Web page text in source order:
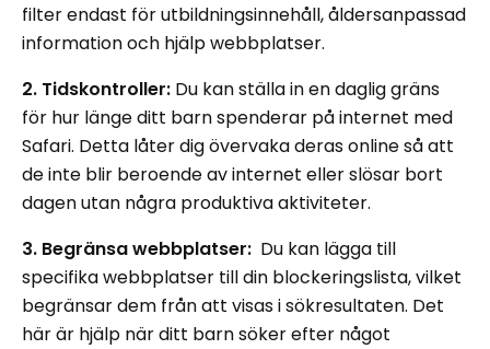
filter endast för utbildningsinnehåll, åldersanpassad
information och hjälp webbplatser.
2. Tidskontroller: Du kan ställa in en daglig gräns
för hur länge ditt barn spenderar på internet med
Safari. Detta låter dig övervaka deras online så att
de inte blir beroende av internet eller slösar bort
dagen utan några produktiva aktiviteter.
3. Begränsa webbplatser: Du kan lägga till
specifika webbplatser till din blockeringslista, vilket
begränsar dem från att visas i sökresultaten. Det
här är hjälp när ditt barn söker efter något